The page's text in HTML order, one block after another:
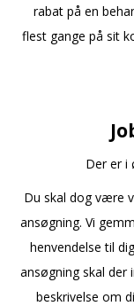
rabat på en
flest gange på sit
Der er i
Du skal dog være
ansøgning. Vi
henvendelse til
ansøgning skal der
beskrivelse om